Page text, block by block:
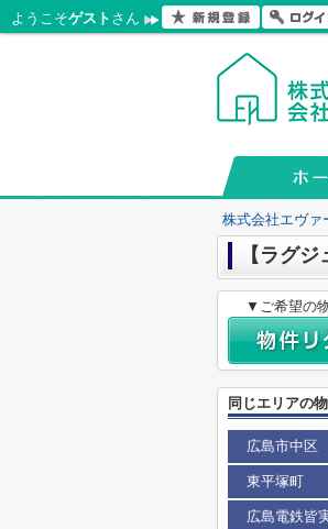
ようこそゲスト さん
株式会社エヴァ
【ラグ
▼ご希望の
同じエリアの
広島市中区
東平塚町
広島電鉄皆